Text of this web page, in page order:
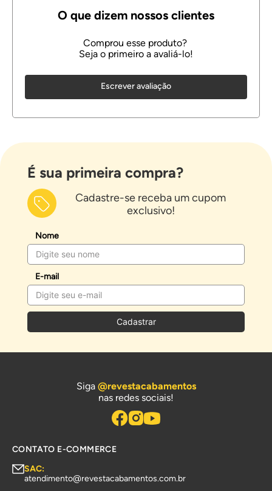
Escrever avaliação
É sua primeira compra?
Cadastre-se receba um cupom
exclusivo!
Nome
E-mail
Cadastrar
Siga @revestacabamentos
nas redes sociais!
CONTATO E-COMMERCE
SAC:
atendimento@revestacabamentos.com.br